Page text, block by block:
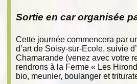
Sortie en car organisée
Cette journée commencera par
d’art de Soisy-sur-Ecole, suivie
Chamarande (venez avec votre
rendrons à la Ferme « Les
bio, meunier, boulanger et